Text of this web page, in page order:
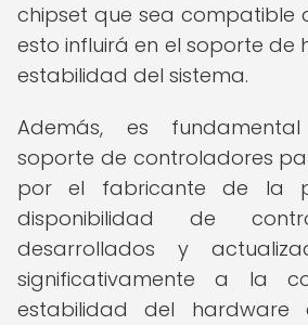
chipset que sea compatible
esto influirá en el soporte de
estabilidad del sistema.
Además, es
soporte de controladores
por el fabricante de la
disponibilidad de
desarrollados y
significativamente a la
estabilidad del hardware